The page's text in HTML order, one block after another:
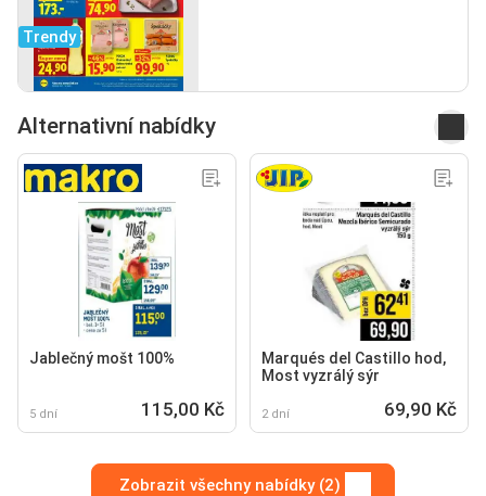
Trendy
Alternativní nabídky
Jablečný mošt 100%
5 dní 115,00 Kč
Marqués del Castillo hod,
Most vyzrálý sýr
2 dní 69,90 Kč
Zobrazit všechny nabídky (2)